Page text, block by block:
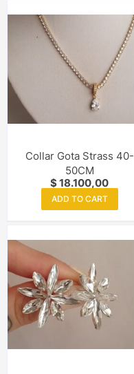
Collar Gota Strass 40-
50CM
$18.100,00
ADD TO CART